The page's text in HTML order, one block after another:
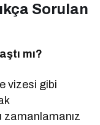
Sorulan
mı?
vizesi gibi
zamanlamanız